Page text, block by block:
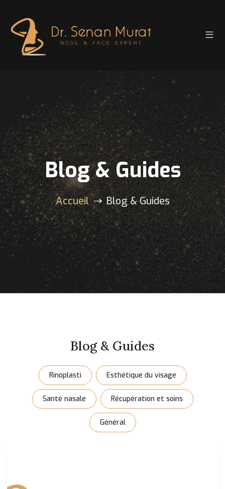
Blog & Guides
Accueil Blog & Guides
Blog & Guides
Rinoplasti Esthétique du visage
Santé nasale Récupération et soins
Général